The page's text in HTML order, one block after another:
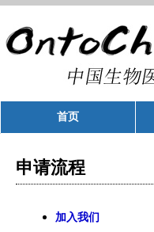
首页
申请流程
加入我们